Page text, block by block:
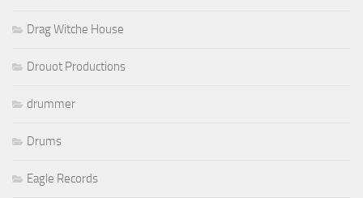
Drag Witche House
Drouot Productions
drummer
Drums
Eagle Records